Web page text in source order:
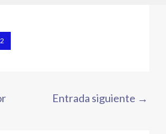
2
Entrada siguiente →